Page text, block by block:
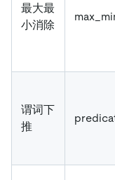
最大最
小消除
谓词下
推